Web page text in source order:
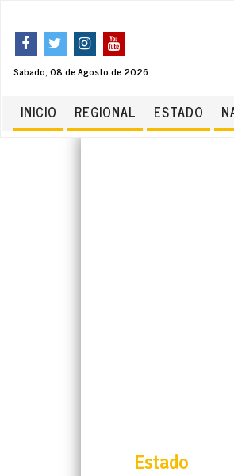
Sabado, 08 de Agosto de 2026
INICIO REGIONAL ESTADO
Estado